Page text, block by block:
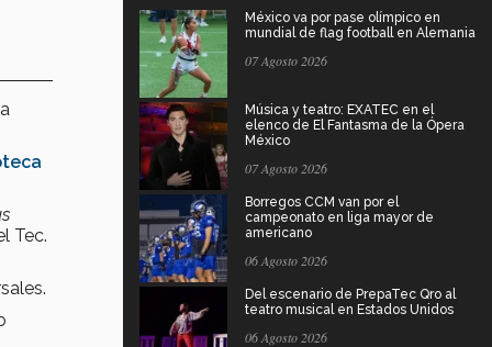
Tec.
México va por pase olímpico en
mundial de flag football en Alemania
07 Agosto 2026
Música y teatro: EXATEC en el
elenco de El Fantasma de la Ópera
México
07 Agosto 2026
Borregos CCM van por el
campeonato en liga mayor de
americano
06 Agosto 2026
Del escenario de PrepaTec Qro al
teatro musical en Estados Unidos
06 Agosto 2026